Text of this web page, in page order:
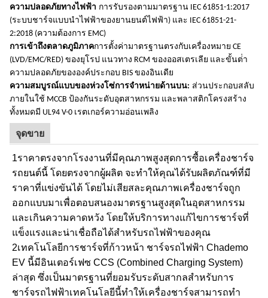
ความปลอดภัยทางไฟฟ้า การรับรองตามมาตรฐาน IEC 61851-1:2017
(ระบบชาร์จแบบนําไฟฟ้าของยานยนต์ไฟฟ้า) และ IEC 61851-21-
2:2018 (ความต้องการ EMC)
การเข้าถึงตลาดภูมิภาคการตั้งค่ามาตรฐานตรงกับเครื่องหมาย CE
(LVD/EMC/RED) ของยุโรป แนวทาง RCM ของออสเตรเลีย และขั้นต่ํา
ความปลอดภัยขององค์ประกอบ BIS ของอินเดีย
ความสมบูรณ์แบบของห่วงโซ่การจําหน่ายด้านบน: ส่วนประกอบสลับ
ภายในใช้ MCCB ป้องกันระดับอุตสาหกรรม และพลาสติกโครงสร้าง
ทั้งหมดมี UL94 V-0 เรตเกอร์ความอ่อนเพลิง
จุดขาย
1ราคาตรงจากโรงงานที่มีคุณภาพสูงสุดการซื้อเครื่องชาร์จ
รถยนต์นี้ โดยตรงจากผู้ผลิต จะทําให้คุณได้รับผลิตภัณฑ์ที่มี
ราคาที่แข่งขันได้ โดยไม่เสียสละคุณภาพเครื่องชาร์จถูก
ออกแบบมาเพื่อตอบสนองมาตรฐานสูงสุดในอุตสาหกรรม
และเกินความคาดหวัง โดยให้บริการทางแก้ไขการชาร์จที่
แข็งแรงและน่าเชื่อถือได้สําหรับรถไฟฟ้าของคุณ
2เทคโนโลยีการชาร์จที่ก้าวหน้า ชาร์จรถไฟฟ้า Chademo
EV นี้มีอินเตอร์เฟซ CCS (Combined Charging System)
ล่าสุด ซึ่งเป็นมาตรฐานที่ยอมรับระดับสากลสําหรับการ
ชาร์จรถไฟฟ้าเทคโนโลยีนี้ทําให้เครื่องชาร์จสามารถทํา